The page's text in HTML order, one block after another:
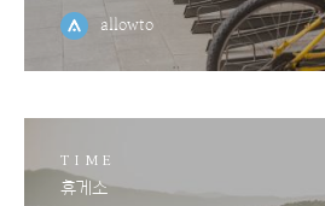
allowto
TIME
휴게소